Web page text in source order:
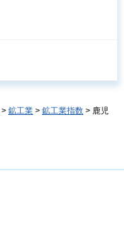
> 鉱工業 > 鉱工業指数 > 鹿児